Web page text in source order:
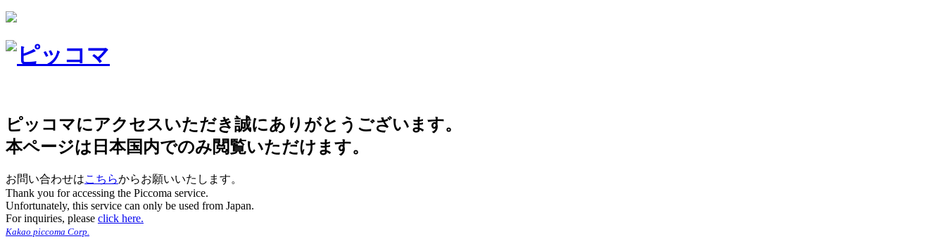
ピッコマにアクセスいただき誠にありがとうございます。
本ページは日本国内でのみ閲覧いただけます。
お問い合わせはこちらからお願いいたします。
Thank you for accessing the Piccoma service.
Unfortunately, this service can only be used from Japan.
For inquiries, please click here.
Kakao piccoma Corp.